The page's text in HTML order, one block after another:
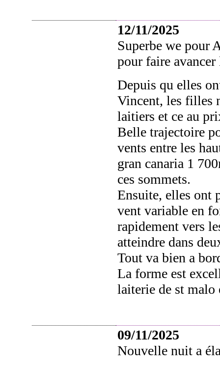
12/11/2025
Superbe we pour
pour faire
Depuis qu elles
Vincent, les filles
laitiers et ce au
Belle trajectoire
vents entre les
gran canaria 1
ces sommets.
Ensuite, elles ont
vent variable en
rapidement vers
atteindre dans
Tout va bien a
La forme est
laiterie de st malo
09/11/2025
Nouvelle nuit a